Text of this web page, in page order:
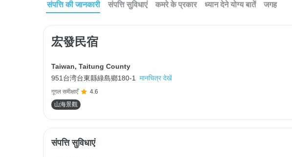
संपत्ति की जानकारी संपत्ति सुविधाएं कमरे के प्रकार ध्यान देने योग्य बातें जगह
宏發民宿
Taiwan, Taitung County
951台湾台東縣綠島鄉180-1
मानचित्र देखें
गूगल समीक्षाएँ
4.6
山海景觀
संपत्ति सुविधाएं